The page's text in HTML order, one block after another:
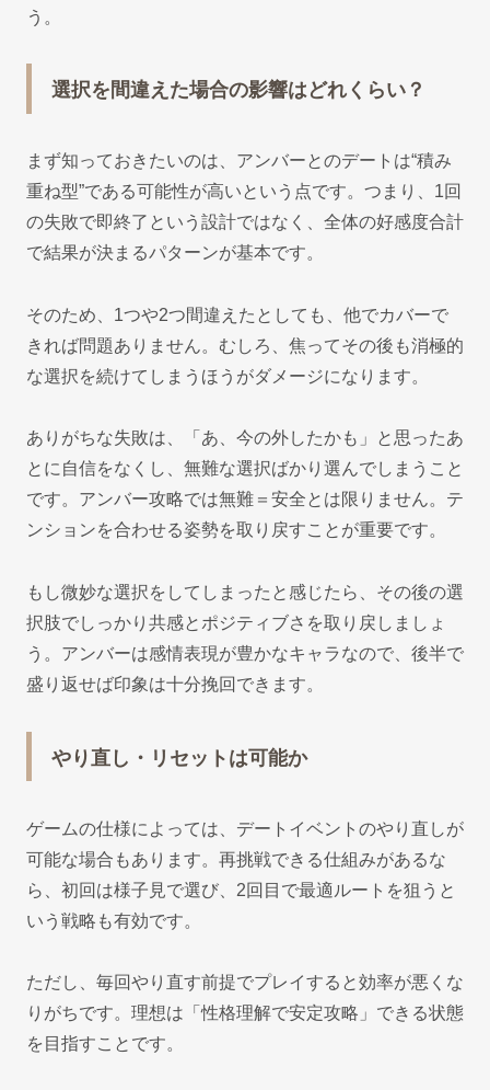
う。
選択を間違えた場合の影響はどれくらい？
まず知っておきたいのは、アンバーとのデートは“積み
重ね型”である可能性が高いという点です。つまり、1回
の失敗で即終了という設計ではなく、全体の好感度合計
で結果が決まるパターンが基本です。
そのため、1つや2つ間違えたとしても、他でカバーで
きれば問題ありません。むしろ、焦ってその後も消極的
な選択を続けてしまうほうがダメージになります。
ありがちな失敗は、「あ、今の外したかも」と思ったあ
とに自信をなくし、無難な選択ばかり選んでしまうこと
です。アンバー攻略では無難＝安全とは限りません。テ
ンションを合わせる姿勢を取り戻すことが重要です。
もし微妙な選択をしてしまったと感じたら、その後の選
択肢でしっかり共感とポジティブさを取り戻しましょ
う。アンバーは感情表現が豊かなキャラなので、後半で
盛り返せば印象は十分挽回できます。
やり直し・リセットは可能か
ゲームの仕様によっては、デートイベントのやり直しが
可能な場合もあります。再挑戦できる仕組みがあるな
ら、初回は様子見で選び、2回目で最適ルートを狙うと
いう戦略も有効です。
ただし、毎回やり直す前提でプレイすると効率が悪くな
りがちです。理想は「性格理解で安定攻略」できる状態
を目指すことです。